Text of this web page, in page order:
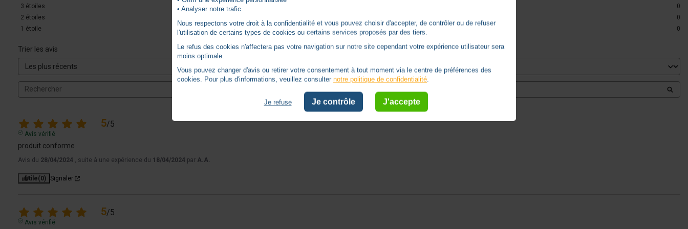
3 étoiles
0
2 étoiles
0
1 étoile 0
Trier les avis
5/5
Avis vérifié
produit conforme
Avis du 28/04/2024 , suite à une expérience du 18/04/2024 par A.A.
Utile(0) Signaler
5/5
Avis vérifié
• Analyser notre trafic.
Nous respectons votre droit à la confidentialité et vous pouvez choisir d'accepter, de contrôler ou de refuser
l'utilisation de certains types de cookies ou certains services proposés par des tiers.
Le refus des cookies n'affectera pas votre navigation sur notre site cependant votre expérience utilisateur sera
moins optimale.
Vous pouvez changer d'avis ou retirer votre consentement à tout moment via le centre de préférences des
cookies. Pour plus d'informations, veuillez consulternotre politique de confidentialité.
Je refuse Je contrôle J'accepte